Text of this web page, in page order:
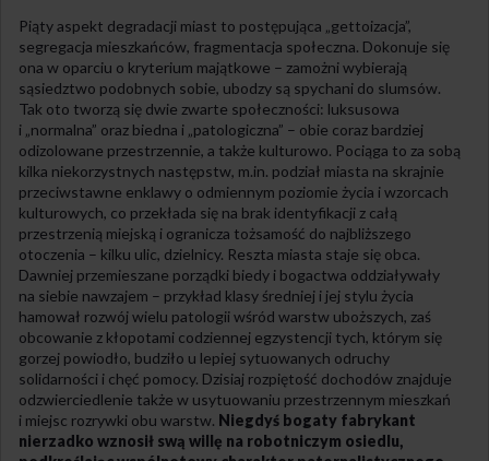
Piąty aspekt degradacji miast to postępująca „gettoizacja”,
segregacja mieszkańców, fragmentacja społeczna. Dokonuje się
ona w oparciu o kryterium majątkowe – zamożni wybierają
sąsiedztwo podobnych sobie, ubodzy są spychani do slumsów.
Tak oto tworzą się dwie zwarte społeczności: luksusowa
i „normalna” oraz biedna i „patologiczna” – obie coraz bardziej
odizolowane przestrzennie, a także kulturowo. Pociąga to za sobą
kilka niekorzystnych następstw, m.in. podział miasta na skrajnie
przeciwstawne enklawy o odmiennym poziomie życia i wzorcach
kulturowych, co przekłada się na brak identyfikacji z całą
przestrzenią miejską i ogranicza tożsamość do najbliższego
otoczenia – kilku ulic, dzielnicy. Reszta miasta staje się obca.
Dawniej przemieszane porządki biedy i bogactwa oddziaływały
na siebie nawzajem – przykład klasy średniej i jej stylu życia
hamował rozwój wielu patologii wśród warstw uboższych, zaś
obcowanie z kłopotami codziennej egzystencji tych, którym się
gorzej powiodło, budziło u lepiej sytuowanych odruchy
solidarności i chęć pomocy. Dzisiaj rozpiętość dochodów znajduje
odzwierciedlenie także w usytuowaniu przestrzennym mieszkań
i miejsc rozrywki obu warstw. Niegdyś bogaty fabrykant
nierzadko wznosił swą willę na robotniczym osiedlu,